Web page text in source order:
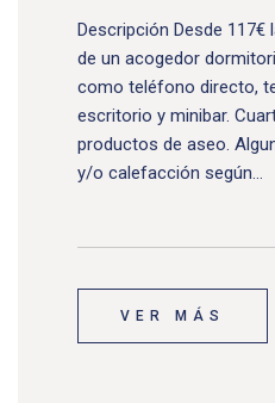
Descripción Desde
de un acogedor
como teléfono directo,
escritorio y minibar.
productos de aseo.
y/o calefacción según…
VER MÁS